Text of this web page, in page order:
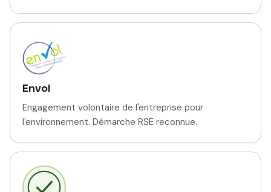
Envol
Engagement volontaire de l'entreprise pour
l'environnement. Démarche RSE reconnue.